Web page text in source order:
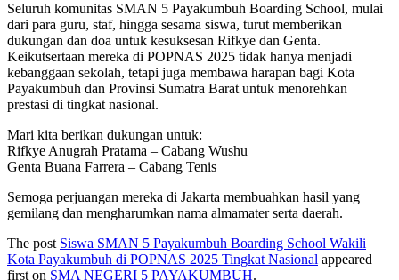
Seluruh komunitas SMAN 5 Payakumbuh Boarding School, mulai
dari para guru, staf, hingga sesama siswa, turut memberikan
dukungan dan doa untuk kesuksesan Rifkye dan Genta.
Keikutsertaan mereka di POPNAS 2025 tidak hanya menjadi
kebanggaan sekolah, tetapi juga membawa harapan bagi Kota
Payakumbuh dan Provinsi Sumatra Barat untuk menorehkan
prestasi di tingkat nasional.
Mari kita berikan dukungan untuk:
Rifkye Anugrah Pratama – Cabang Wushu
Genta Buana Farrera – Cabang Tenis
Semoga perjuangan mereka di Jakarta membuahkan hasil yang
gemilang dan mengharumkan nama almamater serta daerah.
The post Siswa SMAN 5 Payakumbuh Boarding School Wakili
Kota Payakumbuh di POPNAS 2025 Tingkat Nasional appeared
first on SMA NEGERI 5 PAYAKUMBUH.